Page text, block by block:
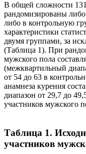
В общей сложности
рандомизированы
либо в контрольную
характеристики
двумя группами, за
(Таблица 1). При
мужского пола
(межквартильный
от 54 до 63 в
анамнеза курения
диапазон от 29,7 до
участников мужского
Таблица 1.
участников